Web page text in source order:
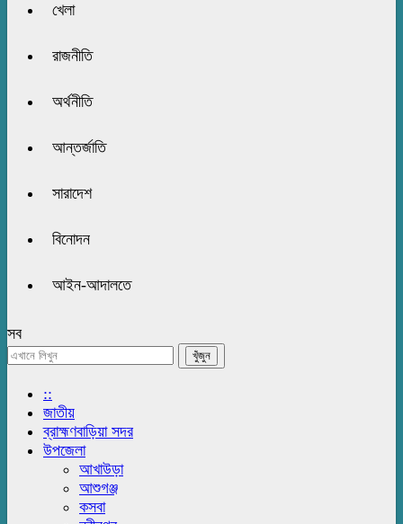
খেলা
রাজনীতি
অর্থনীতি
আন্তর্জাতি
সারাদেশ
বিনোদন
আইন-আদালতে
সব
::
জাতীয়
ব্রাহ্মণবাড়িয়া সদর
উপজেলা
আখাউড়া
আশুগঞ্জ
কসবা